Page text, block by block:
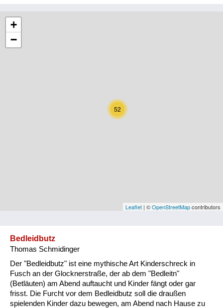
Niederösterreich
Oberösterreich
Vorarlberg
Natur und Landwirtschaft
Fluchen und Reden
52
+
−
Leaflet | ©OpenStreetMapcontributors
Bedleidbutz
Thomas Schmidinger
Der "Bedleidbutz" ist eine mythische Art Kinderschreck in
Fusch an der Glocknerstraße, der ab dem "Bedleitn"
(Betläuten) am Abend auftaucht und Kinder fängt oder gar
frisst. Die Furcht vor dem Bedleidbutz soll die draußen
spielenden Kinder dazu bewegen, am Abend nach Hause zu